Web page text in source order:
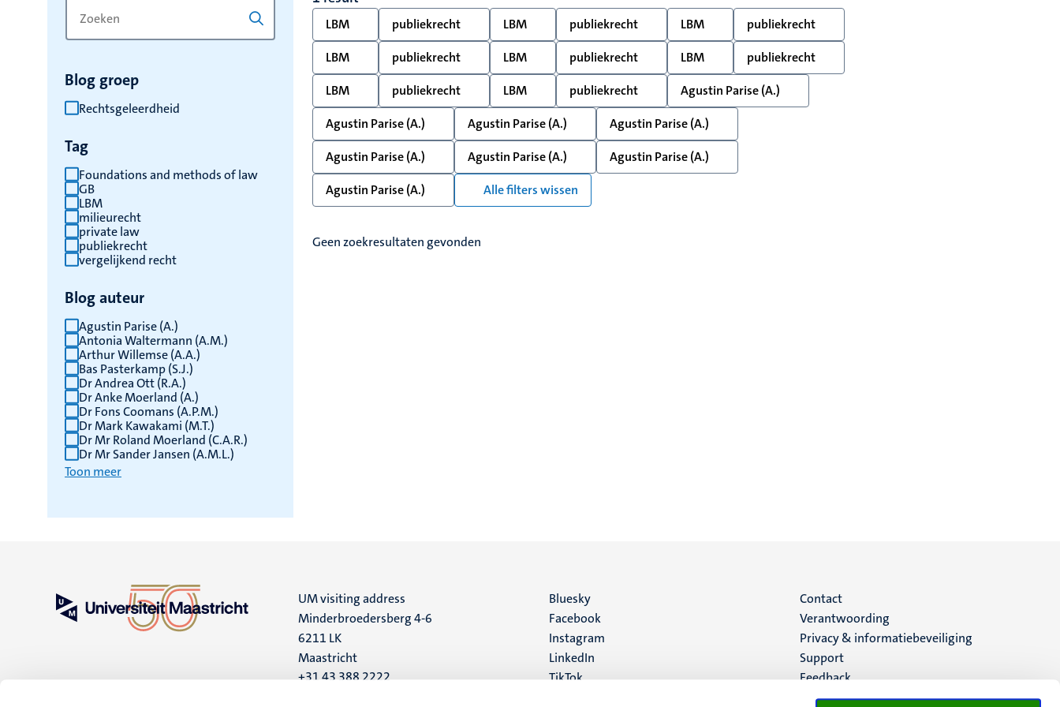
trefwoord
trefwoord
resultaten
vernieuwen
Blog groep
Rechtsgeleerdheid
Tag
Foundations and methods of law
GB
LBM
milieurecht
private law
publiekrecht
vergelijkend recht
Blog auteur
Agustin Parise (A.)
Antonia Waltermann (A.M.)
Arthur Willemse (A.A.)
Bas Pasterkamp (S.J.)
Dr Andrea Ott (R.A.)
Dr Anke Moerland (A.)
Dr Fons Coomans (A.P.M.)
Dr Mark Kawakami (M.T.)
Dr Mr Roland Moerland (C.A.R.)
Dr Mr Sander Jansen (A.M.L.)
Toon meer
LBM publiekrecht LBM publiekrecht LBM
publiekrecht
LBM
publiekrecht LBM publiekrecht LBM
publiekrecht
LBM
publiekrecht LBM publiekrecht
Agustin Parise (A.)
Agustin Parise (A.)
Agustin Parise (A.)
Agustin Parise (A.)
Agustin Parise (A.)
Agustin Parise (A.)
Agustin Parise (A.)
Agustin Parise (A.)
Alle filters wissen
Geen zoekresultaten gevonden
UM visiting address
Minderbroedersberg 4-6
6211 LK
Maastricht
+31 43 388 2222
Social
media
Bluesky
Facebook
Instagram
LinkedIn
TikTok
Menu
footer
(NL)
Contact
Verantwoording
Privacy & informatiebeveiliging
Support
Feedback